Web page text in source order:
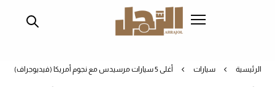
الرئيسية سيارات أغلى 5 سيارات مرسيدس مع نجوم أمريكا (فيديوجراف)